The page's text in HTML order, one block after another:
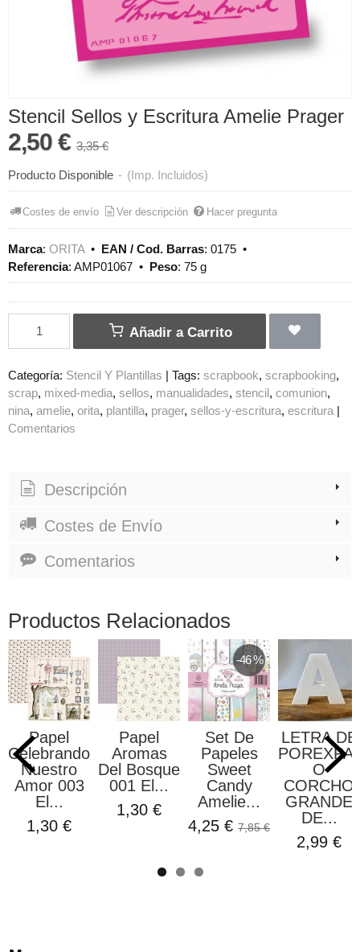
Stencil Sellos y Escritura Amelie Prager
2,50 € 3,35 €
Producto Disponible - (Imp. Incluidos)
Costes de envío Ver descripción Hacer pregunta
Marca: ORITA• EAN / Cod. Barras: 0175 •
Referencia: AMP01067 • Peso: 75 g
Añadir a Carrito
Categoría: Stencil Y Plantillas | Tags: scrapbook scrapbooking
scrap mixed-media sellos manualidades stencil comunion
nina amelie orita plantilla prager sellos-y-escritura escritura |
Comentarios
Descripción
Costes de Envío
Comentarios
Productos Relacionados
Papel
Celebrando
Nuestro
Amor 003
El...
1,30 €
Papel
Aromas
Del Bosque
001 El...
1,30 €
-46 %
Set De
Papeles
Sweet
Candy
Amelie...
4,25 € 7,85 €
LETRA DE
O
CORCHO
GRANDE
DE...
2,99 €